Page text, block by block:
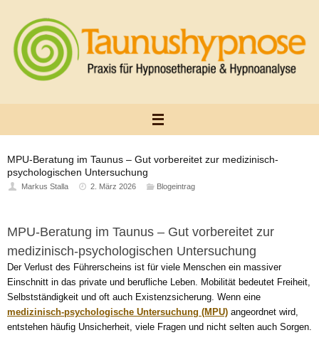
springen
MPU-Beratung im Taunus – Gut vorbereitet zur medizinisch-
psychologischen Untersuchung
Markus Stalla 2. März 2026 Blogeintrag
MPU-Beratung im Taunus – Gut vorbereitet zur
medizinisch-psychologischen Untersuchung
Der Verlust des Führerscheins ist für viele Menschen ein massiver
Einschnitt in das private und berufliche Leben. Mobilität bedeutet Freiheit,
Selbstständigkeit und oft auch Existenzsicherung. Wenn eine
medizinisch-psychologische Untersuchung (MPU) angeordnet wird,
entstehen häufig Unsicherheit, viele Fragen und nicht selten auch Sorgen.